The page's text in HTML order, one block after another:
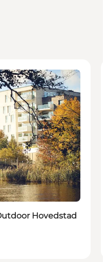
Hovedstad